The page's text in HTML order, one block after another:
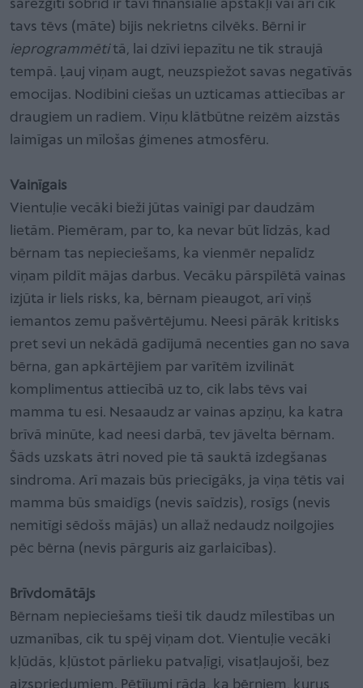
sarežģīti šobrīd ir tavi finansiālie apstākļi vai arī cik
tavs tēvs (māte) bijis nekrietns cilvēks. Bērni ir
ieprogrammētitā, lai dzīvi iepazītu ne tik straujā
tempā. Ļauj viņam augt, neuzspiežot savas negatīvās
emocijas. Nodibini ciešas un uzticamas attiecības ar
draugiem un radiem. Viņu klātbūtne reizēm aizstās
laimīgas un mīlošas ģimenes atmosfēru.
Vainīgais
Vientuļie vecāki bieži jūtas vainīgi par daudzām
lietām. Piemēram, par to, ka nevar būt līdzās, kad
bērnam tas nepieciešams, ka vienmēr nepalīdz
viņam pildīt mājas darbus. Vecāku pārspīlētā vainas
izjūta ir liels risks, ka, bērnam pieaugot, arī viņš
iemantos zemu pašvērtējumu. Neesi pārāk kritisks
pret sevi un nekādā gadījumā necenties gan no sava
bērna, gan apkārtējiem par varītēm izvilināt
komplimentus attiecībā uz to, cik labs tēvs vai
mamma tu esi. Nesaaudz ar vainas apziņu, ka katra
brīvā minūte, kad neesi darbā, tev jāvelta bērnam.
Šāds uzskats ātri noved pie tā sauktā izdegšanas
sindroma. Arī mazais būs priecīgāks, ja viņa tētis vai
mamma būs smaidīgs (nevis saīdzis), rosīgs (nevis
nemitīgi sēdošs mājās) un allaž nedaudz noilgojies
pēc bērna (nevis pārguris aiz garlaicības).
Brīvdomātājs
Bērnam nepieciešams tieši tik daudz mīlestības un
uzmanības, cik tu spēj viņam dot. Vientuļie vecāki
kļūdās, kļūstot pārlieku patvaļīgi, visatļaujoši, bez
aizspriedumiem. Pētījumi rāda, ka bērniem, kurus